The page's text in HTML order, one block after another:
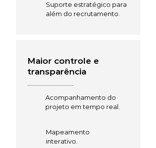
Suporte estratégico para
além do recrutamento.
Maior controle e
transparência
Acompanhamento do
projeto em tempo real.
Mapeamento
interativo.